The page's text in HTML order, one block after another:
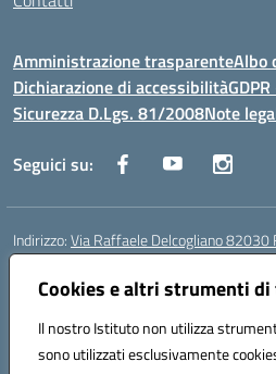
Cookies e altri strumenti
Il nostro Istituto non utilizza
sono utilizzati esclusivamente
Amministrazione trasparenteAlbo
Dichiarazione di accessibilità
Sicurezza D.Lgs. 81/2008Note
Seguici su:
Indirizzo:Via Raffaele Delcogliano 82030
Centralino:
Posta elettronica certificata (PEC):
Codice fiscale: 90003320620
Codice meccanografico:BNIS02300V